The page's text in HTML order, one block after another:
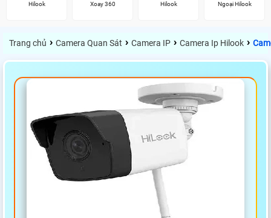
Hilook
Xoay 360
Hilook
Ngoại Hilook
Trang chủ › Camera Quan Sát › Camera IP › Camera Ip Hilook ›